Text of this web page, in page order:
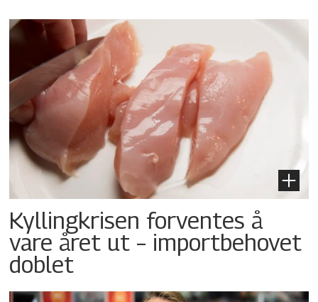
Kyllingkrisen forventes å
vare året ut – importbehovet
doblet